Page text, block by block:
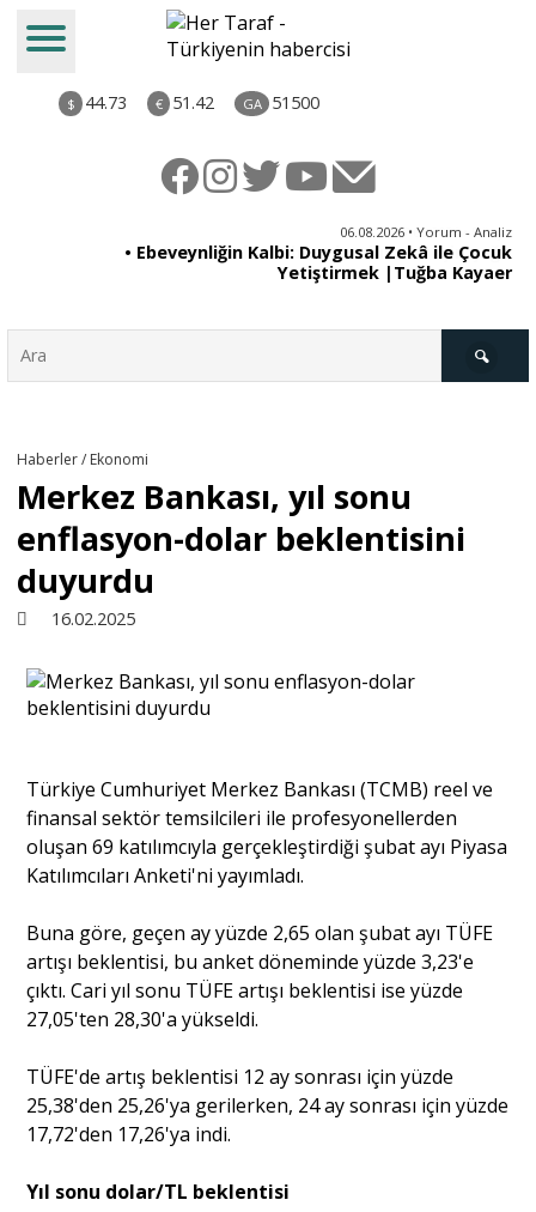
$ 44.73 € 51.42 GA 51500
06.08.2026 • Yorum - Analiz
• Ebeveynliğin Kalbi: Duygusal Zekâ ile Çocuk
Yetiştirmek |Tuğba Kayaer
Derkenar
Kültür - Sanat
Dünya
Söyleşi
Yazı Dizisi
Haberler / Ekonomi
Merkez Bankası, yıl sonu
enflasyon-dolar beklentisini
duyurdu
16.02.2025
Türkiye Cumhuriyet Merkez Bankası (TCMB) reel ve
finansal sektör temsilcileri ile profesyonellerden
oluşan 69 katılımcıyla gerçekleştirdiği şubat ayı Piyasa
Katılımcıları Anketi'ni yayımladı.
Buna göre, geçen ay yüzde 2,65 olan şubat ayı TÜFE
artışı beklentisi, bu anket döneminde yüzde 3,23'e
çıktı. Cari yıl sonu TÜFE artışı beklentisi ise yüzde
27,05'ten 28,30'a yükseldi.
TÜFE'de artış beklentisi 12 ay sonrası için yüzde
25,38'den 25,26'ya gerilerken, 24 ay sonrası için yüzde
17,72'den 17,26'ya indi.
Yıl sonu dolar/TL beklentisi